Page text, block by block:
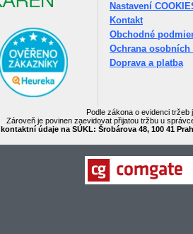
Nastavení
Kontakt
Obchodné
Ochrana osobních
Doprava a platba
Podle zákona o evidenci
Zároveň je povinen zaevidovat přijatou tržbu u
kontaktní údaje na SÚKL: Šrobárova 48, 100 41